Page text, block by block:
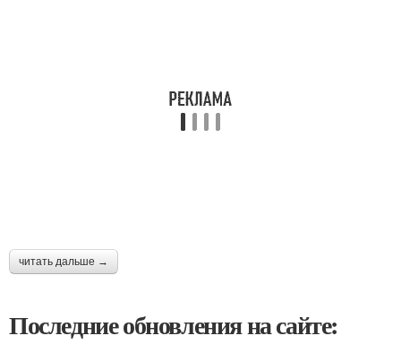
читать дальше →
Последние обновления на сайте: